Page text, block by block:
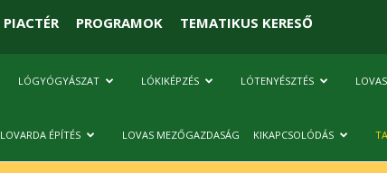
PIACTÉR PROGRAMOK TEMATIKUS KERESŐ
LÓGYÓGYÁSZAT LÓKIKÉPZÉS LÓTENYÉSZTÉS
LOVARDA ÉPÍTÉS LOVAS MEZŐGAZDASÁG KIKAPCSOLÓDÁS